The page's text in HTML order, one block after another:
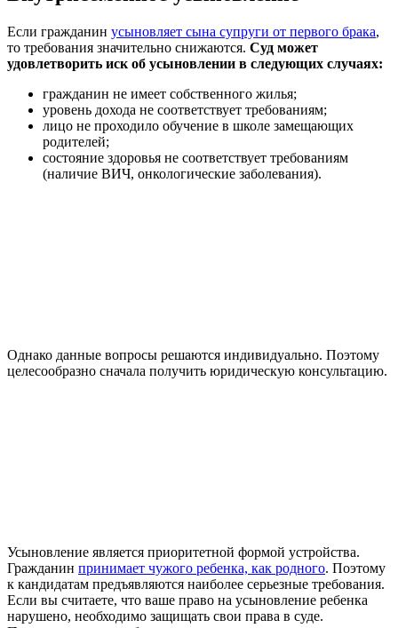
Если гражданин усыновляет сына супруги от первого брака,
то требования значительно снижаются. Суд может
удовлетворить иск об усыновлении в следующих случаях:
гражданин не имеет собственного жилья;
уровень дохода не соответствует требованиям;
лицо не проходило обучение в школе замещающих
родителей;
состояние здоровья не соответствует требованиям
(наличие ВИЧ, онкологические заболевания).
Однако данные вопросы решаются индивидуально. Поэтому
целесообразно сначала получить юридическую консультацию.
Усыновление является приоритетной формой устройства.
Гражданин принимает чужого ребенка, как родного. Поэтому
к кандидатам предъявляются наиболее серьезные требования.
Если вы считаете, что ваше право на усыновление ребенка
нарушено, необходимо защищать свои права в суде.